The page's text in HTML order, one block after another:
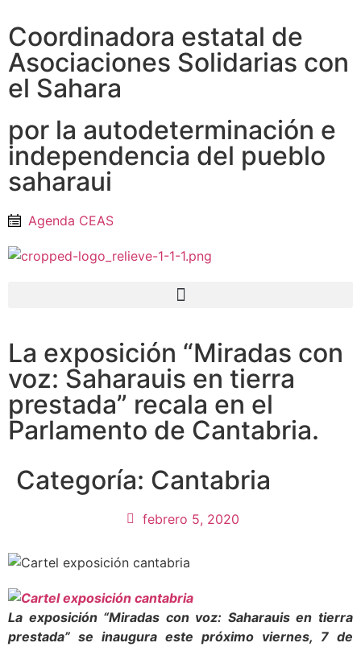
Coordinadora estatal de
Asociaciones Solidarias con
el Sahara
por la autodeterminación e
independencia del pueblo
saharaui
Agenda CEAS
La exposición “Miradas con
voz: Saharauis en tierra
prestada” recala en el
Parlamento de Cantabria.
Categoría: Cantabria
febrero 5, 2020
La exposición “Miradas con voz: Saharauis en tierra
prestada” se inaugura este próximo viernes, 7 de